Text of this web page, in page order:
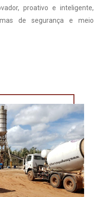
proativo e inteligente,
de segurança e meio